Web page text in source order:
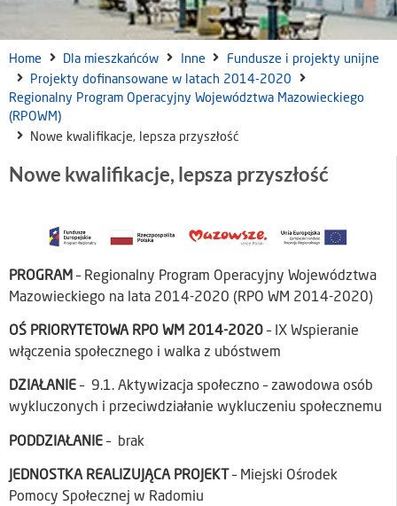
Home Dla mieszkańców Inne
Fundusze i projekty unijne
Projekty dofinansowane w latach 2014-2020
Regionalny Program Operacyjny Województwa Mazowieckiego
(RPOWM)
Nowe kwalifikacje, lepsza przyszłość
Nowe kwalifikacje, lepsza przyszłość
PROGRAM– Regionalny Program Operacyjny Województwa
Mazowieckiego na lata 2014-2020 (RPO WM 2014-2020)
OŚ PRIORYTETOWA RPO WM 2014-2020– IX Wspieranie
włączenia społecznego i walka z ubóstwem
DZIAŁANIE– 9.1. Aktywizacja społeczno – zawodowa osób
wykluczonych i przeciwdziałanie wykluczeniu społecznemu
PODDZIAŁANIE– brak
JEDNOSTKA REALIZUJĄCA PROJEKT– Miejski Ośrodek
Pomocy Społecznej w Radomiu